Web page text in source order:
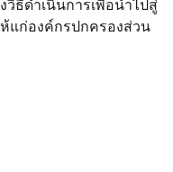
ธีดำเนินการเพื่อนำไปสู่
แก่องค์กรปกครองส่วน